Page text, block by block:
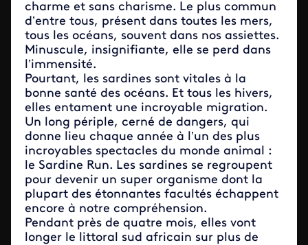
charme et sans charisme. Le plus commun
d’entre tous, présent dans toutes les mers,
tous les océans, souvent dans nos assiettes.
Minuscule, insignifiante, elle se perd dans
l’immensité.
Pourtant, les sardines sont vitales à la
bonne santé des océans. Et tous les hivers,
elles entament une incroyable migration.
Un long périple, cerné de dangers, qui
donne lieu chaque année à l’un des plus
incroyables spectacles du monde animal :
le Sardine Run. Les sardines se regroupent
pour devenir un super organisme dont la
plupart des étonnantes facultés échappent
encore à notre compréhension.
Pendant près de quatre mois, elles vont
longer le littoral sud africain sur plus de